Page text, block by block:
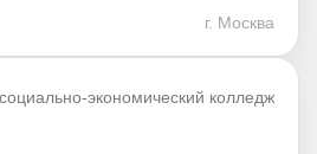
г. Москва
экономический колледж